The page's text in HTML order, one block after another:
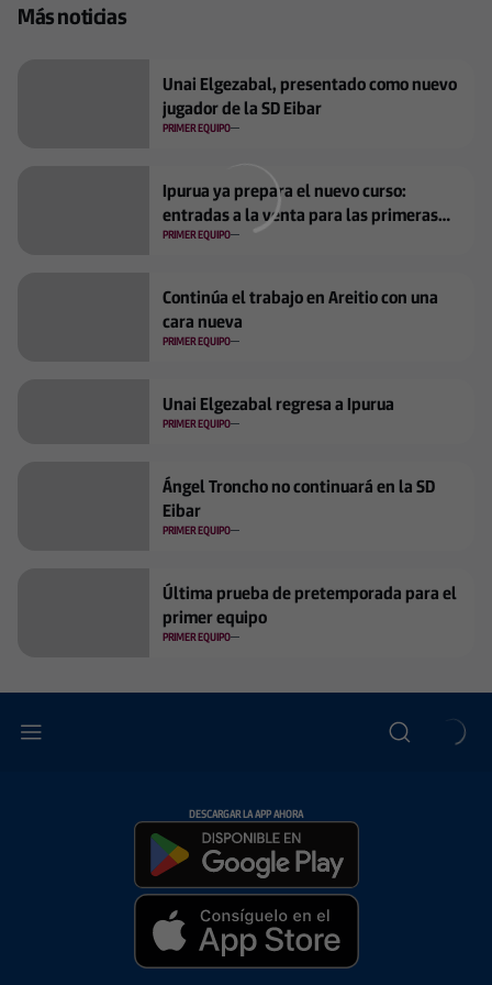
Más noticias
Unai Elgezabal, presentado como nuevo
jugador de la SD Eibar
PRIMER EQUIPO
Ipurua ya prepara el nuevo curso:
entradas a la venta para las primeras
jornadas
PRIMER EQUIPO
Continúa el trabajo en Areitio con una
cara nueva
PRIMER EQUIPO
Unai Elgezabal regresa a Ipurua
PRIMER EQUIPO
Ángel Troncho no continuará en la SD
Eibar
PRIMER EQUIPO
Última prueba de pretemporada para el
primer equipo
PRIMER EQUIPO
DESCARGAR LA APP AHORA